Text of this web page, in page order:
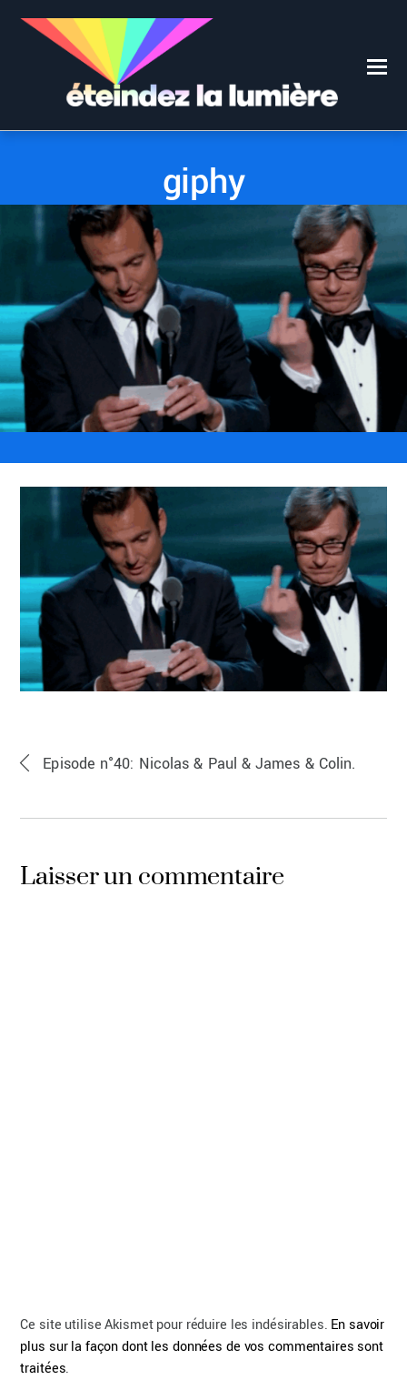
giphy
Episode n°40: Nicolas & Paul & James & Colin.
Laisser un commentaire
Ce site utilise Akismet pour réduire les indésirables. En savoir
plus sur la façon dont les données de vos commentaires sont
traitées.